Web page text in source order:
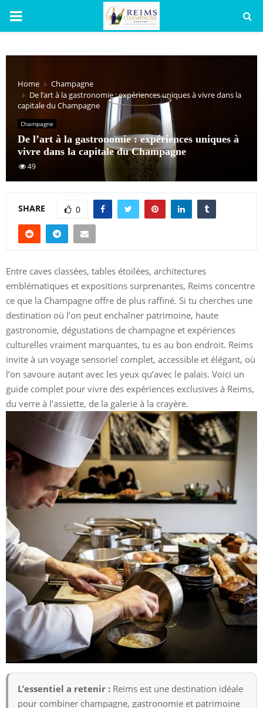
PRIMARY
Home
Champagne
De l’art à la gastronomie : expériences uniques à vivre dans la
capitale du Champagne
Champagne
De l’art à la gastronomie : expériences uniques à
vivre dans la capitale du Champagne
49
SHARE 0
Entre caves classées, tables étoilées, architectures
emblématiques et expositions surprenantes, Reims concentre
ce que la Champagne offre de plus raffiné. Si tu cherches une
destination où l’on peut enchaîner patrimoine, haute
gastronomie, dégustations de champagne et expériences
culturelles vraiment marquantes, tu es au bon endroit. Reims
invite à un voyage sensoriel complet, accessible et élégant, où
l’on savoure autant avec les yeux qu’avec le palais. Voici un
guide complet pour vivre des expériences exclusives à Reims,
du verre à l’assiette, de la galerie à la crayère.
L’essentiel a retenir : Reims est une destination idéale
pour combiner champagne, gastronomie et patrimoine